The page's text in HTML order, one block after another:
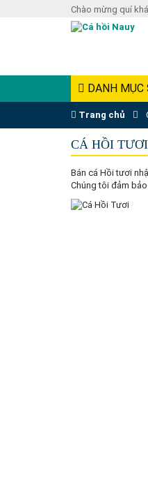
Chào mừng quí
DANH
Trang chủ
CÁ HỒI TƯƠI
Bán cá Hồi tươi
Chúng tôi đảm